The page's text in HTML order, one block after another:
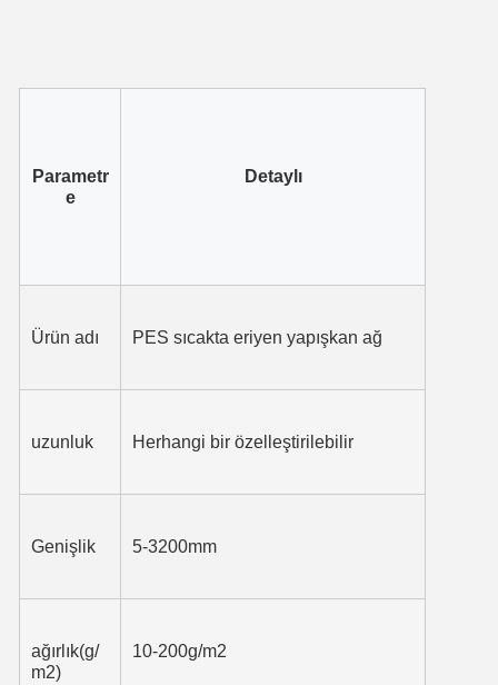
Parametr
e
Detaylı
Ürün adı PES sıcakta eriyen yapışkan ağ
uzunluk Herhangi bir özelleştirilebilir
Genişlik 5-3200mm
ağırlık(g/
m2)
10-200g/m2